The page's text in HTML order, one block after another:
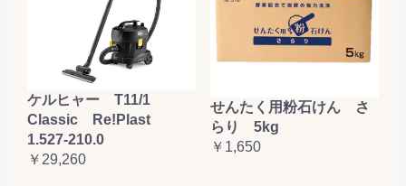
ケルヒャー T11/1
Classic Re!Plast
1.527-210.0
￥29,260
せんたく用粉石けん さ
らり 5kg
￥1,650